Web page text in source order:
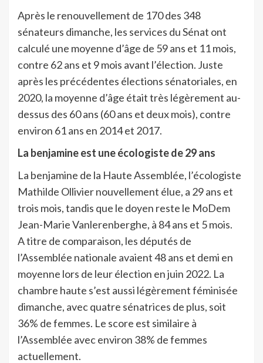
Après le renouvellement de 170 des 348
sénateurs dimanche, les services du Sénat ont
calculé une moyenne d’âge de 59 ans et 11 mois,
contre 62 ans et 9 mois avant l’élection. Juste
après les précédentes élections sénatoriales, en
2020, la moyenne d’âge était très légèrement au-
dessus des 60 ans (60 ans et deux mois), contre
environ 61 ans en 2014 et 2017.
La benjamine est une écologiste de 29 ans
La benjamine de la Haute Assemblée, l’écologiste
Mathilde Ollivier nouvellement élue, a 29 ans et
trois mois, tandis que le doyen reste le MoDem
Jean-Marie Vanlerenberghe, à 84 ans et 5 mois.
A titre de comparaison, les députés de
l’Assemblée nationale avaient 48 ans et demi en
moyenne lors de leur élection en juin 2022. La
chambre haute s’est aussi légèrement féminisée
dimanche, avec quatre sénatrices de plus, soit
36% de femmes. Le score est similaire à
l’Assemblée avec environ 38% de femmes
actuellement.